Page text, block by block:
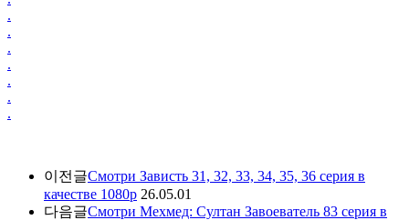
.
.
.
.
.
.
.
이전글Смотри Зависть 31, 32, 33, 34, 35, 36 серия в
качестве 1080p 26.05.01
다음글Смотри Мехмед: Султан Завоеватель 83 серия в